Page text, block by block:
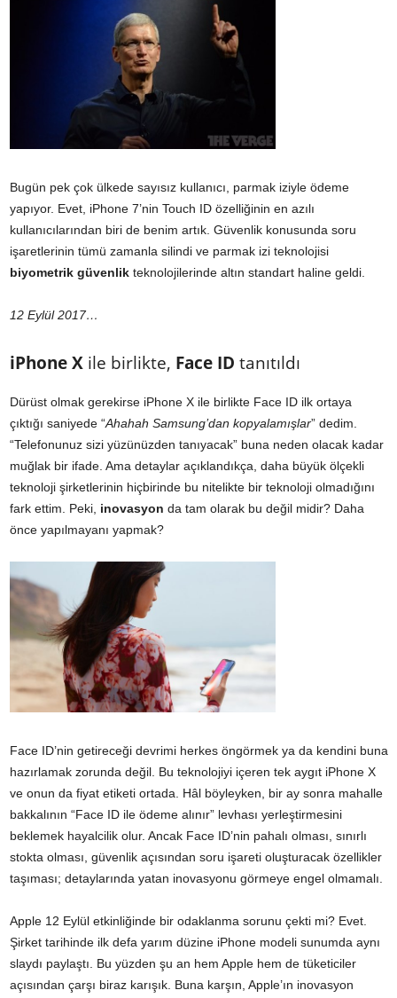
Bugün pek çok ülkede sayısız kullanıcı, parmak iziyle ödeme
yapıyor. Evet, iPhone 7’nin Touch ID özelliğinin en azılı
kullanıcılarından biri de benim artık. Güvenlik konusunda soru
işaretlerinin tümü zamanla silindi ve parmak izi teknolojisi
biyometrik güvenlik teknolojilerinde altın standart haline geldi.
12 Eylül 2017…
iPhone X ile birlikte, Face ID tanıtıldı
Dürüst olmak gerekirse iPhone X ile birlikte Face ID ilk ortaya
çıktığı saniyede “Ahahah Samsung’dan kopyalamışlar” dedim.
“Telefonunuz sizi yüzünüzden tanıyacak” buna neden olacak kadar
muğlak bir ifade. Ama detaylar açıklandıkça, daha büyük ölçekli
teknoloji şirketlerinin hiçbirinde bu nitelikte bir teknoloji olmadığını
fark ettim. Peki, inovasyon da tam olarak bu değil midir? Daha
önce yapılmayanı yapmak?
Face ID’nin getireceği devrimi herkes öngörmek ya da kendini buna
hazırlamak zorunda değil. Bu teknolojiyi içeren tek aygıt iPhone X
ve onun da fiyat etiketi ortada. Hâl böyleyken, bir ay sonra mahalle
bakkalının “Face ID ile ödeme alınır” levhası yerleştirmesini
beklemek hayalcilik olur. Ancak Face ID’nin pahalı olması, sınırlı
stokta olması, güvenlik açısından soru işareti oluşturacak özellikler
taşıması; detaylarında yatan inovasyonu görmeye engel olmamalı.
Apple 12 Eylül etkinliğinde bir odaklanma sorunu çekti mi? Evet.
Şirket tarihinde ilk defa yarım düzine iPhone modeli sunumda aynı
slaydı paylaştı. Bu yüzden şu an hem Apple hem de tüketiciler
açısından çarşı biraz karışık. Buna karşın, Apple’ın inovasyon